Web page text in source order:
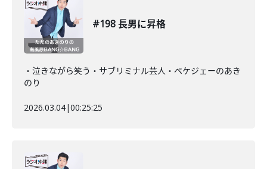
#198 長男に昇格
・泣きながら笑う・サブリミナル芸人・ペケジェーのあき
のり
2026.03.04|00:25:25